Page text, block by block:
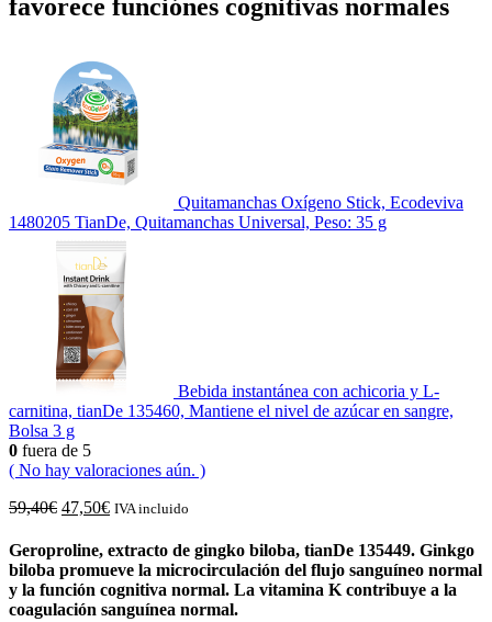
favorece funciónes cognitivas normales
Quitamanchas Oxígeno Stick, Ecodeviva
1480205 TianDe, Quitamanchas Universal, Peso: 35 g
Bebida instantánea con achicoria y L-
carnitina, tianDe 135460, Mantiene el nivel de azúcar en sangre,
Bolsa 3 g
0 fuera de 5
( No hay valoraciones aún. )
59,40€ El
original
era:
59,40€.
47,50€El
actual
es:
47,50€.
IVA incluido
Geroproline, extracto de gingko biloba, tianDe 135449. Ginkgo
biloba promueve la microcirculación del flujo sanguíneo normal
y la función cognitiva normal. La vitamina K contribuye a la
coagulación sanguínea normal.